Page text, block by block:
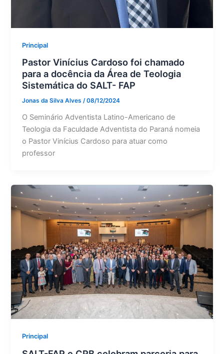
Principal
Pastor Vinícius Cardoso foi chamado
para a docência da Área de Teologia
Sistemática do SALT- FAP
Jonas da Silva Alves/08/12/2024
O Seminário Adventista Latino-Americano de
Teologia da Faculdade Adventista do Paraná nomeia
o Pastor Vinícius Cardoso para atuar como
professor
Principal